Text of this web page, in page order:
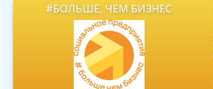
#БОЛЬШЕ, ЧЕМ БИЗНЕС